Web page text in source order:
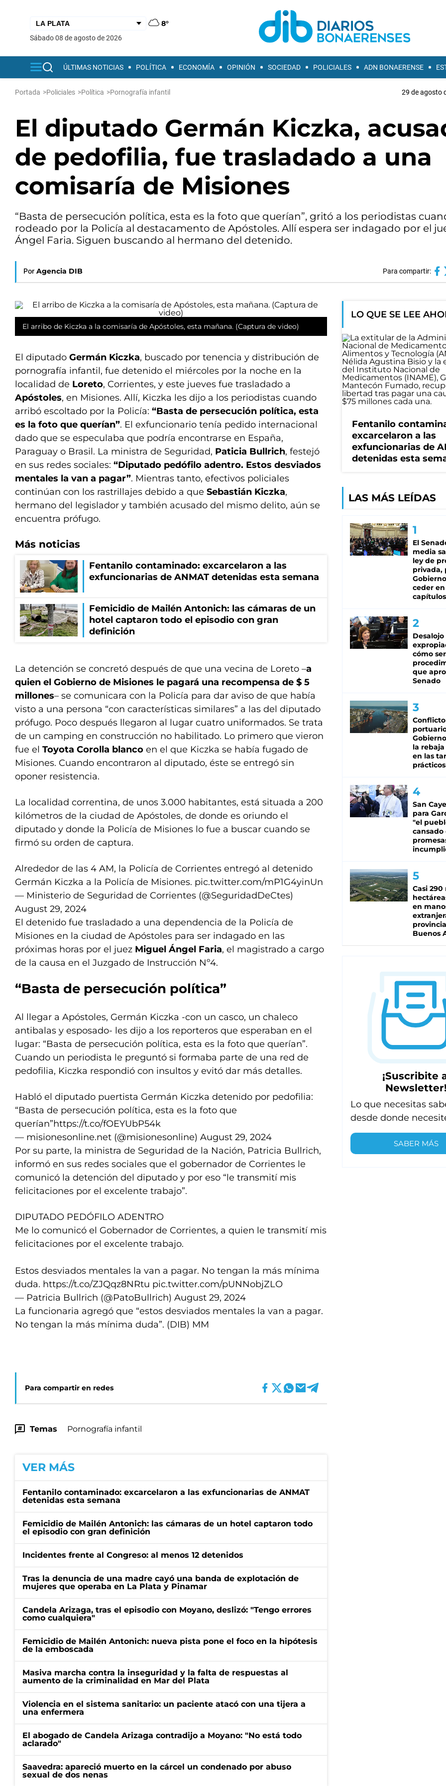
8°
sábado 08 de agosto de 2026
ÚLTIMAS NOTICIAS POLÍTICA ECONOMÍA OPINIÓN SOCIEDAD POLICIALES ADN BONAERENSE
Portada >Policiales >Política >Pornografía infantil 29 de agosto
El diputado Germán Kiczka,
de pedofilia, fue trasladado a una
comisaría de Misiones
“Basta de persecución política, esta es la foto que querían”, gritó a los periodistas
rodeado por la Policía al destacamento de Apóstoles. Allí espera ser indagado por el
Ángel Faria. Siguen buscando al hermano del detenido.
Por Agencia DIB Para compartir:
El arribo de Kiczka a la comisaría de Apóstoles, esta mañana. (Captura de video)
El diputado Germán Kiczka, buscado por tenencia y distribución de
pornografía infantil, fue detenido el miércoles por la noche en la
localidad de Loreto, Corrientes, y este jueves fue trasladado a
Apóstoles, en Misiones. Allí, Kiczka les dijo a los periodistas cuando
arribó escoltado por la Policía: “Basta de persecución política, esta
es la foto que querían”. El exfuncionario tenía pedido internacional
dado que se especulaba que podría encontrarse en España,
Paraguay o Brasil. La ministra de Seguridad, Paticia Bullrich, festejó
en sus redes sociales: “Diputado pedófilo adentro. Estos desviados
mentales la van a pagar”. Mientras tanto, efectivos policiales
continúan con los rastrillajes debido a que Sebastián Kiczka,
hermano del legislador y también acusado del mismo delito, aún se
encuentra prófugo.
Más noticias
Fentanilo contaminado: excarcelaron a las
exfuncionarias de ANMAT detenidas esta semana
Femicidio de Mailén Antonich: las cámaras de un
hotel captaron todo el episodio con gran
definición
La detención se concretó después de que una vecina de Loreto –a
quien el Gobierno de Misiones le pagará una recompensa de $ 5
millones– se comunicara con la Policía para dar aviso de que había
visto a una persona “con características similares” a las del diputado
prófugo. Poco después llegaron al lugar cuatro uniformados. Se trata
de un camping en construcción no habilitado. Lo primero que vieron
fue el Toyota Corolla blanco en el que Kiczka se había fugado de
Misiones. Cuando encontraron al diputado, éste se entregó sin
oponer resistencia.
La localidad correntina, de unos 3.000 habitantes, está situada a 200
kilómetros de la ciudad de Apóstoles, de donde es oriundo el
diputado y donde la Policía de Misiones lo fue a buscar cuando se
firmó su orden de captura.
Alrededor de las 4 AM, la Policía de Corrientes entregó al detenido
Germán Kiczka a la Policía de Misiones. pic.twitter.com/mP1G4yinUn
— Ministerio de Seguridad de Corrientes (@SeguridadDeCtes)
August 29, 2024
El detenido fue trasladado a una dependencia de la Policía de
Misiones en la ciudad de Apóstoles para ser indagado en las
próximas horas por el juez Miguel Ángel Faria, el magistrado a cargo
de la causa en el Juzgado de Instrucción Nº4.
“Basta de persecución política”
Al llegar a Apóstoles, Germán Kiczka -con un casco, un chaleco
antibalas y esposado- les dijo a los reporteros que esperaban en el
lugar: “Basta de persecución política, esta es la foto que querían”.
Cuando un periodista le preguntó si formaba parte de una red de
pedofilia, Kiczka respondió con insultos y evitó dar más detalles.
Habló el diputado puertista Germán Kiczka detenido por pedofilia:
“Basta de persecución política, esta es la foto que
querían”https://t.co/fOEYUbP54k
— misionesonline.net (@misionesonline) August 29, 2024
Por su parte, la ministra de Seguridad de la Nación, Patricia Bullrich,
informó en sus redes sociales que el gobernador de Corrientes le
comunicó la detención del diputado y por eso “le transmití mis
felicitaciones por el excelente trabajo”.
DIPUTADO PEDÓFILO ADENTRO
Me lo comunicó el Gobernador de Corrientes, a quien le transmití mis
felicitaciones por el excelente trabajo.
Estos desviados mentales la van a pagar. No tengan la más mínima
duda. https://t.co/ZJQqz8NRtu pic.twitter.com/pUNNobjZLO
— Patricia Bullrich (@PatoBullrich) August 29, 2024
La funcionaria agregó que “estos desviados mentales la van a pagar.
No tengan la más mínima duda”. (DIB) MM
Para compartir en redes
Temas Pornografía infantil
VER MÁS
Fentanilo contaminado: excarcelaron a las exfuncionarias de ANMAT
detenidas esta semana
Femicidio de Mailén Antonich: las cámaras de un hotel captaron todo
el episodio con gran definición
Incidentes frente al Congreso: al menos 12 detenidos
Tras la denuncia de una madre cayó una banda de explotación de
mujeres que operaba en La Plata y Pinamar
Candela Arizaga, tras el episodio con Moyano, deslizó: "Tengo errores
como cualquiera"
Femicidio de Mailén Antonich: nueva pista pone el foco en la hipótesis
de la emboscada
Masiva marcha contra la inseguridad y la falta de respuestas al
aumento de la criminalidad en Mar del Plata
Violencia en el sistema sanitario: un paciente atacó con una tijera a
una enfermera
El abogado de Candela Arizaga contradijo a Moyano: "No está todo
aclarado"
Saavedra: apareció muerto en la cárcel un condenado por abuso
sexual de dos nenas
LO QUE SE LEE
Fentanilo
excarcelaron a las
exfuncionarias de
detenidas esta
LAS MÁS LEÍDAS
El
media
ley de
privada,
ceder
capítulos
cómo
que
Senado
Conflicto
la rebaja
en las
prácticos
San
para
"el
cansado
Casi 290
en
Buenos
¡Suscribite
Lo que necesitas
desde donde
SABER MÁS